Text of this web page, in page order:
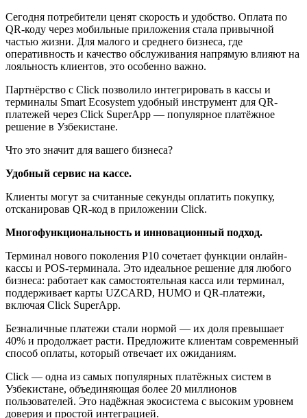
Сегодня потребители ценят скорость и удобство. Оплата по
QR-коду через мобильные приложения стала привычной
частью жизни. Для малого и среднего бизнеса, где
оперативность и качество обслуживания напрямую влияют на
лояльность клиентов, это особенно важно.
Партнёрство с Click позволило интегрировать в кассы и
терминалы Smart Ecosystem удобный инструмент для QR-
платежей через Click SuperApp — популярное платёжное
решение в Узбекистане.
Что это значит для вашего бизнеса?
Удобный сервис на кассе.
Клиенты могут за считанные секунды оплатить покупку,
отсканировав QR-код в приложении Click.
Многофункциональность и инновационный подход.
Терминал нового поколения P10 сочетает функции онлайн-
кассы и POS-терминала. Это идеальное решение для любого
бизнеса: работает как самостоятельная касса или терминал,
поддерживает карты UZCARD, HUMO и QR-платежи,
включая Click SuperApp.
Безналичные платежи стали нормой — их доля превышает
40% и продолжает расти. Предложите клиентам современный
способ оплаты, который отвечает их ожиданиям.
Click — одна из самых популярных платёжных систем в
Узбекистане, объединяющая более 20 миллионов
пользователей. Это надёжная экосистема с высоким уровнем
доверия и простой интеграцией.